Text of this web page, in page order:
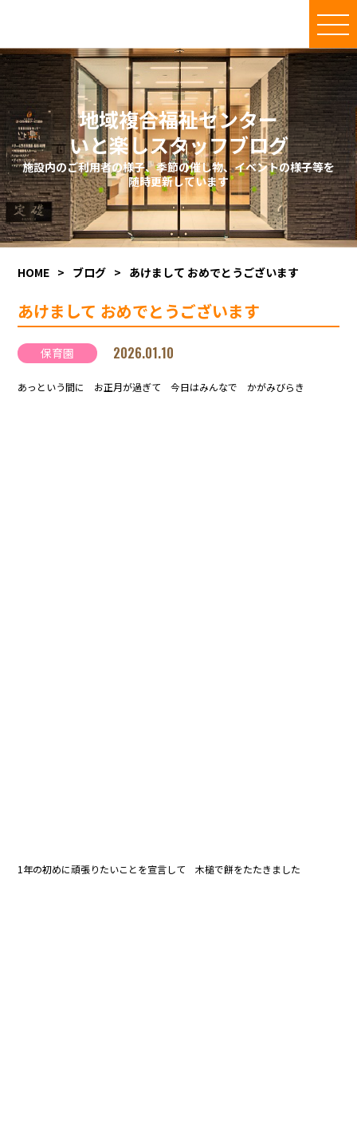
地域複合福祉センター
いと楽しスタッフブログ
施設内のご利用者の様子、季節の催し物、イベントの様子等を
随時更新しています
HOME > ブログ > あけまして おめでとうございます
あけまして おめでとうございます
保育園 2026.01.10
あっという間に お正月が過ぎて 今日はみんなで かがみびらき
1年の初めに頑張りたいことを宣言して 木槌で餅をたたきました